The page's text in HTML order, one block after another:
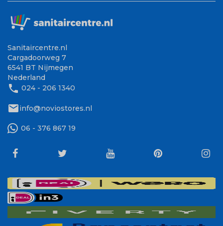
Sanitaircentre.nl
Cargadoorweg 7
6541 BT Nijmegen
Nederland
phone 024 - 206 1340
mailinfo@noviostores.nl
06 - 376 867 19